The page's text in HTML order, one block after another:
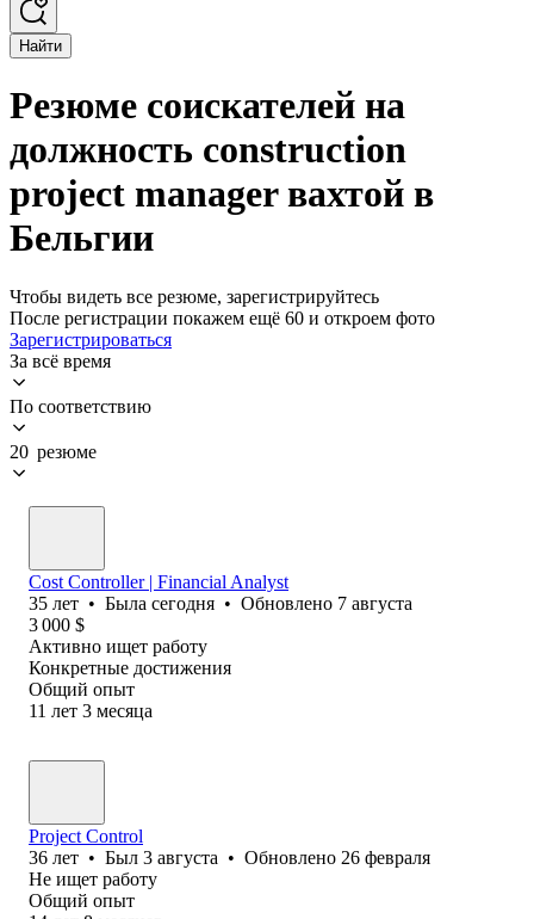
Найти
Резюме соискателей на
должность construction
project manager вахтой в
Бельгии
Чтобы видеть все резюме, зарегистрируйтесь
После регистрации покажем ещё 60 и откроем фото
Зарегистрироваться
За всё время
По соответствию
20 резюме
Cost Controller | Financial Analyst
35 лет • Была сегодня • Обновлено 7 августа
3 000 $
Активно ищет работу
Конкретные достижения
Общий опыт
11 лет 3 месяца
Project Control
36 лет • Был 3 августа • Обновлено 26 февраля
Не ищет работу
Общий опыт